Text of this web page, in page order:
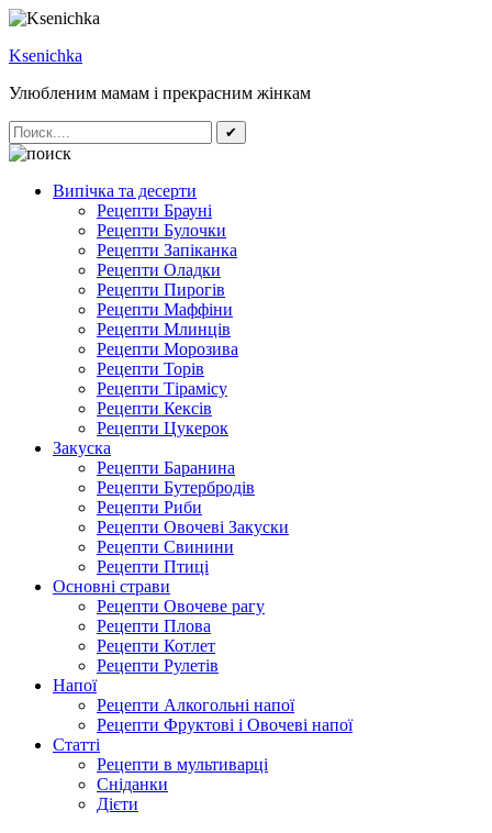
Ksenichka
Улюбленим мамам і прекрасним жінкам
✔
Випічка та десерти
Рецепти Брауні
Рецепти Булочки
Рецепти Запіканка
Рецепти Оладки
Рецепти Пирогів
Рецепти Маффіни
Рецепти Млинців
Рецепти Морозива
Рецепти Торів
Рецепти Тірамісу
Рецепти Кексів
Рецепти Цукерок
Закуска
Рецепти Баранина
Рецепти Бутербродів
Рецепти Риби
Рецепти Овочеві Закуски
Рецепти Свинини
Рецепти Птиці
Основні страви
Рецепти Овочеве рагу
Рецепти Плова
Рецепти Котлет
Рецепти Рулетів
Напої
Рецепти Алкогольні напої
Рецепти Фруктові і Овочеві напої
Статті
Рецепти в мультиварці
Сніданки
Дієти